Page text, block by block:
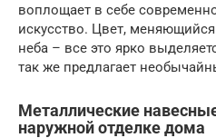
воплощает в себе
искусство. Цвет,
неба – все это ярко
так же предлагает
Металлические
наружной отделке дома